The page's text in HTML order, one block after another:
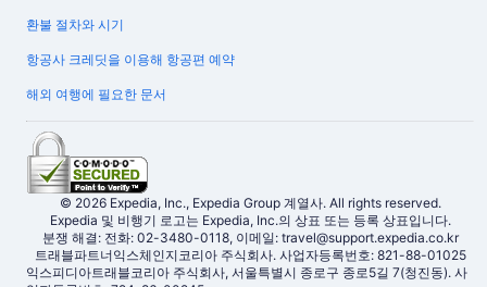
환불 절차와 시기
항공사 크레딧을 이용해 항공편 예약
해외 여행에 필요한 문서
© 2026 Expedia, Inc., Expedia Group 계열사. All rights reserved.
Expedia 및 비행기 로고는 Expedia, Inc.의 상표 또는 등록 상표입니다.
분쟁 해결: 전화: 02-3480-0118, 이메일: travel@support.expedia.co.kr
트래블파트너익스체인지코리아 주식회사. 사업자등록번호: 821-88-01025
익스피디아트래블코리아 주식회사, 서울특별시 종로구 종로5길 7(청진동). 사